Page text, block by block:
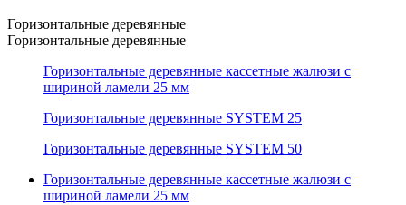
Горизонтальные деревянные
Горизонтальные деревянные
Горизонтальные деревянные кассетные жалюзи с
шириной ламели 25 мм
Горизонтальные деревянные SYSTEM 25
Горизонтальные деревянные SYSTEM 50
Горизонтальные деревянные кассетные жалюзи с
шириной ламели 25 мм